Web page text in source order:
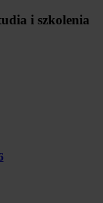
i szkolenia